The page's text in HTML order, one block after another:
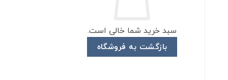
سبد خرید شما خالی است.
بازگشت به فروشگاه